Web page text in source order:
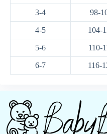
3-4 98-
4-5 104-
5-6 110-
6-7 116-